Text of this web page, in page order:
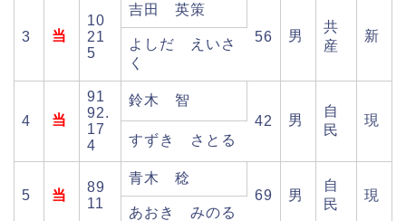
3 当
10
21
5
吉田 英策
56
男
共
産
新
よしだ えいさ
く
4 当
91
92.
17
4
鈴木 智
42
男
自
民
現
すずき さとる
5 当
89
11
青木 稔
69
男
自
民
現
あおき みのる